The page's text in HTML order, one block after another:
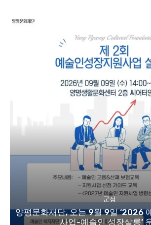
군정
양평문화재단, 오는 9월 9일 ‘2026
사업-예술인 성장살롱’